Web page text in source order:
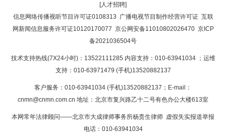
返回首页
[人才招聘]
信息网络传播视听节目许可证0108313 广播电视节目制作经营许可证 互联
网新闻信息服务许可证10120170077 京公网安备11010802026470 京ICP
备2021036504号
技术支持热线(7X24小时)：13522111285 内容支持：010-63941034 ；运维
支持：010-63971479 (手机)13520882137
客户服务：010-63941034 (手机)13520882137；E-mail：
cnmn@cnmn.com.cn 地址：北京市复兴路乙十二号有色办公大楼613室
本网常年法律顾问——北京市大成律师事务所杨贵生律师 虚假失实报道举报
电话：010-63941034